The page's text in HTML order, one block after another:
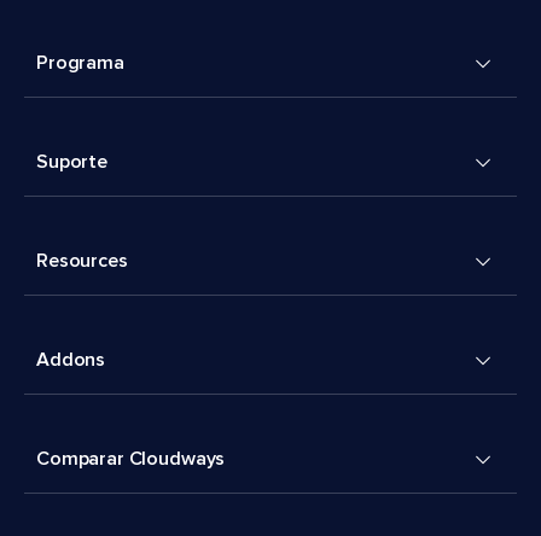
Programa
Suporte
Resources
Addons
Comparar Cloudways